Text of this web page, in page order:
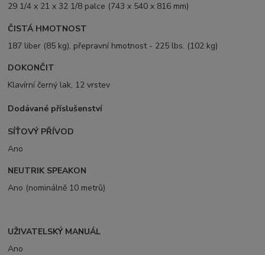
29 1/4 x 21 x 32 1/8 palce (743 x 540 x 816 mm)
ČISTÁ HMOTNOST
187 liber (85 kg), přepravní hmotnost - 225 lbs. (102 kg)
DOKONČIT
Klavírní černý lak, 12 vrstev
Dodávané příslušenství
SÍŤOVÝ PŘÍVOD
Ano
NEUTRIK SPEAKON
Ano (nominálně 10 metrů)
UŽIVATELSKÝ MANUÁL
Ano